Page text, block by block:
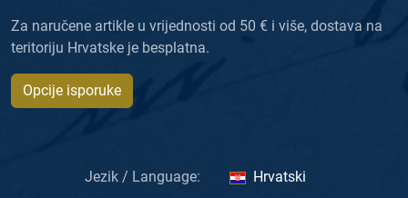
Za naručene artikle u vrijednosti od 50 € i više, dostava na
teritoriju Hrvatske je besplatna.
Opcije isporuke
Jezik / Language: Hrvatski